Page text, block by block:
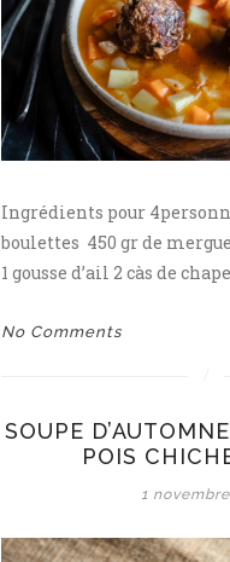
Ingrédients pour
boulettes 450 gr de
1 gousse d’ail 2 càs de
No Comments
SOUPE
POIS
1